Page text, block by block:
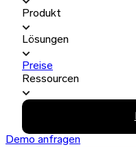
Produkt
Lösungen
Preise
Ressourcen
Demo anfragen